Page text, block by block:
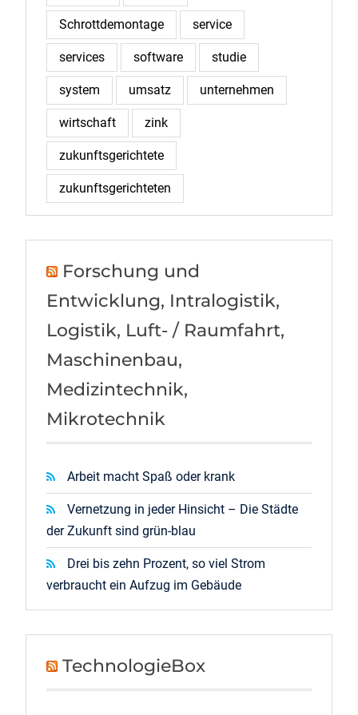
Schrottdemontage service
services software studie
system umsatz unternehmen
wirtschaft zink
zukunftsgerichtete
zukunftsgerichteten
Forschung und
Entwicklung, Intralogistik,
Logistik, Luft- / Raumfahrt,
Maschinenbau,
Medizintechnik,
Mikrotechnik
Arbeit macht Spaß oder krank
Vernetzung in jeder Hinsicht – Die Städte
der Zukunft sind grün-blau
Drei bis zehn Prozent, so viel Strom
verbraucht ein Aufzug im Gebäude
TechnologieBox